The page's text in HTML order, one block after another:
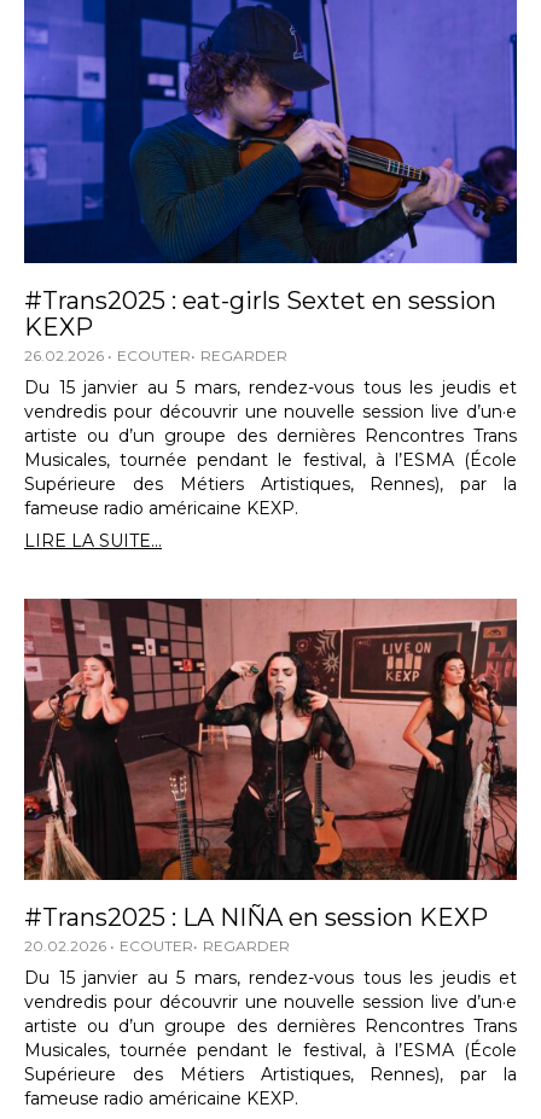
#Trans2025 : eat-girls Sextet en session
KEXP
26.02.2026 ECOUTER REGARDER
Du 15 janvier au 5 mars, rendez-vous tous les jeudis et
vendredis pour découvrir une nouvelle session live d’un·e
artiste ou d’un groupe des dernières Rencontres Trans
Musicales, tournée pendant le festival, à l’ESMA (École
Supérieure des Métiers Artistiques, Rennes), par la
fameuse radio américaine KEXP.
LIRE LA SUITE...
#Trans2025 : LA NIÑA en session KEXP
20.02.2026 ECOUTER REGARDER
Du 15 janvier au 5 mars, rendez-vous tous les jeudis et
vendredis pour découvrir une nouvelle session live d’un·e
artiste ou d’un groupe des dernières Rencontres Trans
Musicales, tournée pendant le festival, à l’ESMA (École
Supérieure des Métiers Artistiques, Rennes), par la
fameuse radio américaine KEXP.